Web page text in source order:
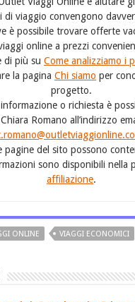
di viaggio convengono
è possibile trovare offerte
online a prezzi
di più su Come analizziamo i
la pagina Chi siamo per
progetto.
o richiesta è
Chiara Romano all’indirizzo
pagine del sito possono
sono disponibili nella
affiliazione.
ONLINE VIAGGI ECONOMICI